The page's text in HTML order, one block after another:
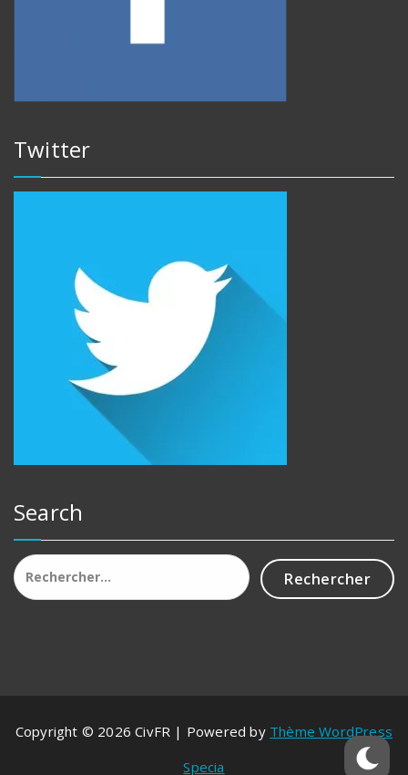
Twitter
Search
Rechercher :
Copyright © 2026 CivFR | Powered by Thème WordPress
Specia